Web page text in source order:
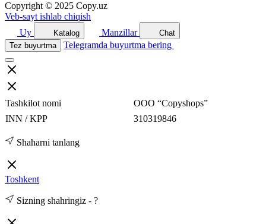
Copyright © 2025 Copy.uz
Veb-sayt ishlab chiqish
Uy
Katalog Manzillar
Chat
Tez buyurtma
Telegramda buyurtma bering
Tashkilot nomi
ООО “Copyshops”
INN / KPP
310319846
Shaharni tanlang
Toshkent
Sizning shahringiz - ?